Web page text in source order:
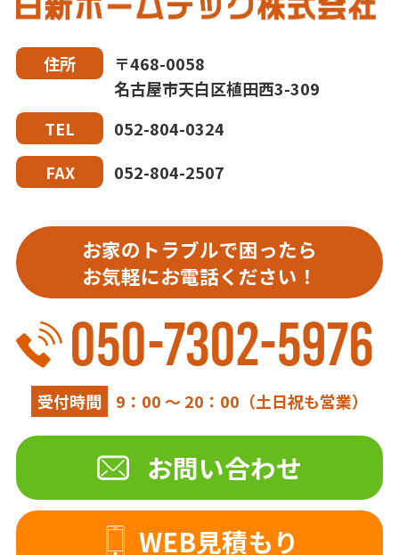
住所
〒468-0058
名古屋市天白区植田西3-309
TEL
052-804-0324
FAX
052-804-2507
お家のトラブルで困ったら
お気軽にお電話ください！
050-7302-5976
受付時間 9：00 ～ 20：00（土日祝も営業）
お問い合わせ
WEB見積もり